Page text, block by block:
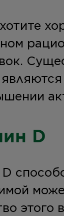
D
этого